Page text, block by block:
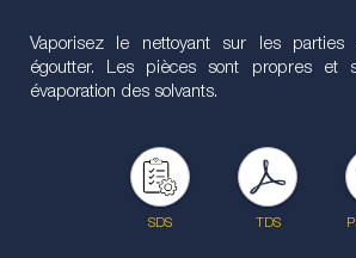
Vaporisez le nettoyant sur les parties
égoutter. Les pièces sont propres et
évaporation des solvants.
SDS TDS